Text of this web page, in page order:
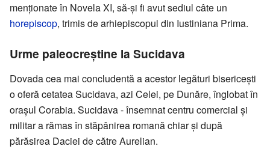
menționate în Novela XI, să-și fi avut sediul câte un
horepiscop, trimis de arhiepiscopul din Iustiniana Prima.
Urme paleocreștine la Sucidava
Dovada cea mai concludentă a acestor legături bisericești
o oferă cetatea Sucidava, azi Celei, pe Dunăre, înglobat în
orașul Corabia. Sucidava - însemnat centru comercial și
militar a rămas în stăpânirea romană chiar și după
părăsirea Daciei de către Aurelian.